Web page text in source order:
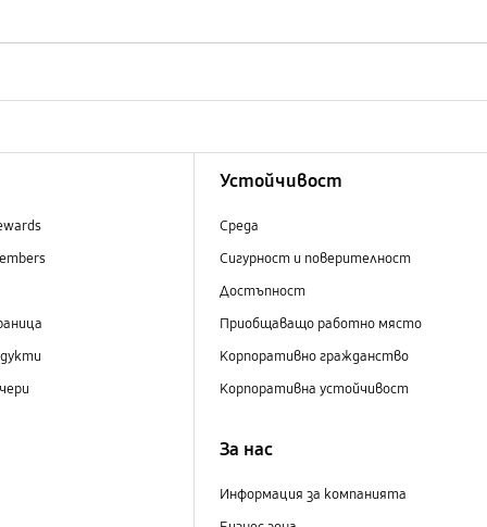
Устойчивост
Среда
Сигурност и поверителност
Достъпност
Приобщаващо работно място
Корпоративно гражданство
Корпоративна устойчивост
За нас
Информация за компанията